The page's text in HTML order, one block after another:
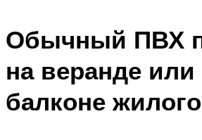
Обычный ПВХ
на веранде или
балконе